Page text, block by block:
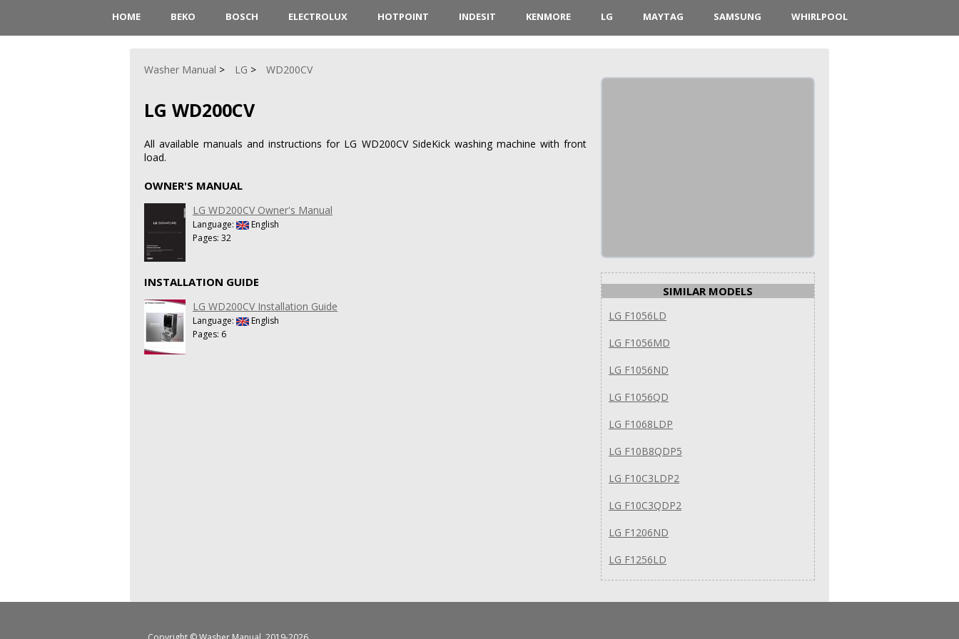
HOME BEKO BOSCH ELECTROLUX HOTPOINT INDESIT KENMORE LG MAYTAG SAMSUNG WHIRLPOOL
Washer Manual LG WD200CV
LG WD200CV
All available manuals and instructions for LG WD200CV SideKick washing machine with front
load.
OWNER'S MANUAL
LG WD200CV Owner's Manual
Language:
English
Pages: 32
INSTALLATION GUIDE
LG WD200CV Installation Guide
Language:
English
Pages: 6
SIMILAR MODELS
LG F1056LD
LG F1056MD
LG F1056ND
LG F1056QD
LG F1068LDP
LG F10B8QDP5
LG F10C3LDP2
LG F10C3QDP2
LG F1206ND
LG F1256LD